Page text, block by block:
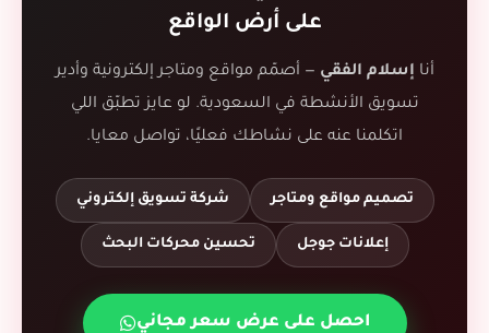
على أرض الواقع
أنا إسلام الفقي — أصمّم مواقع ومتاجر إلكترونية وأدير
تسويق الأنشطة في السعودية. لو عايز تطبّق اللي
اتكلمنا عنه على نشاطك فعليًا، تواصل معايا.
تصميم مواقع ومتاجر شركة تسويق إلكتروني
إعلانات جوجل تحسين محركات البحث
احصل على عرض سعر مجاني